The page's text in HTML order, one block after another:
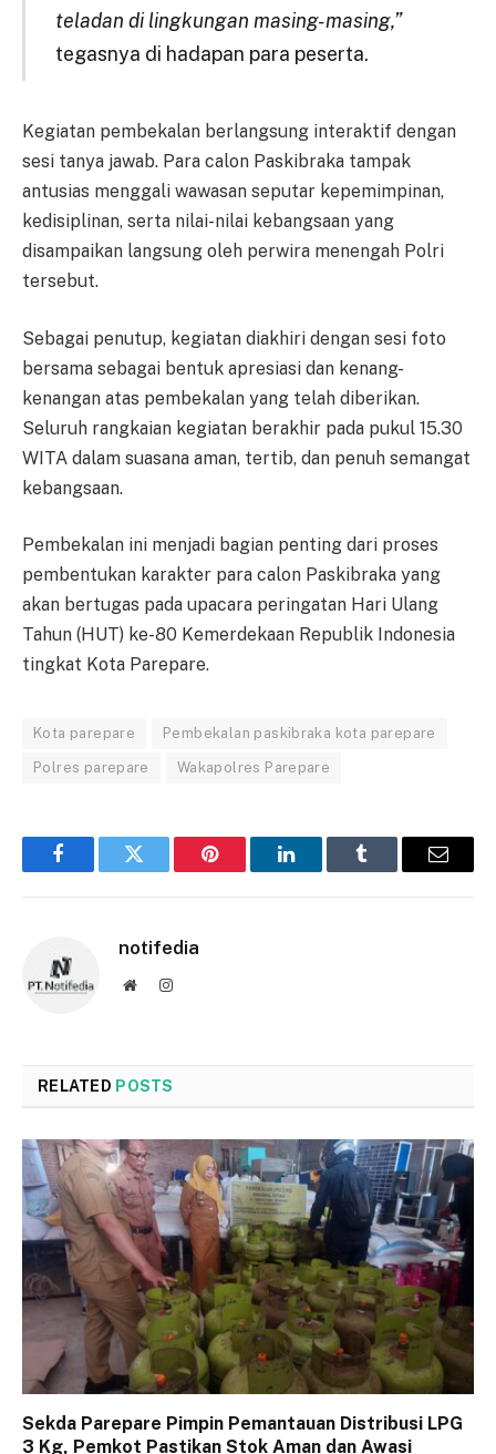
teladan di lingkungan masing-masing,”
tegasnya di hadapan para peserta.
Kegiatan pembekalan berlangsung interaktif dengan
sesi tanya jawab. Para calon Paskibraka tampak
antusias menggali wawasan seputar kepemimpinan,
kedisiplinan, serta nilai-nilai kebangsaan yang
disampaikan langsung oleh perwira menengah Polri
tersebut.
Sebagai penutup, kegiatan diakhiri dengan sesi foto
bersama sebagai bentuk apresiasi dan kenang-
kenangan atas pembekalan yang telah diberikan.
Seluruh rangkaian kegiatan berakhir pada pukul 15.30
WITA dalam suasana aman, tertib, dan penuh semangat
kebangsaan.
Pembekalan ini menjadi bagian penting dari proses
pembentukan karakter para calon Paskibraka yang
akan bertugas pada upacara peringatan Hari Ulang
Tahun (HUT) ke-80 Kemerdekaan Republik Indonesia
tingkat Kota Parepare.
Kota parepare Pembekalan paskibraka kota parepare
Polres parepare Wakapolres Parepare
FacebookTwitter Pinterest LinkedInTumblr Email
notifedia
WebsiteInstagram
RELATED POSTS
Sekda Parepare Pimpin Pemantauan Distribusi LPG
3 Kg, Pemkot Pastikan Stok Aman dan Awasi